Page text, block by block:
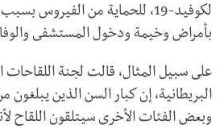
لكوفيد-19، للحماية من الفيروس
بأمراض وخيمة ودخول المستشفى
على سبيل المثال، قالت لجنة اللقاحات
وبعض الفئات الأخرى سيتلقون اللقاح